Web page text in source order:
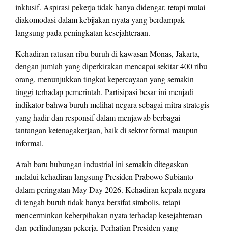
inklusif. Aspirasi pekerja tidak hanya didengar, tetapi mulai
diakomodasi dalam kebijakan nyata yang berdampak
langsung pada peningkatan kesejahteraan.
Kehadiran ratusan ribu buruh di kawasan Monas, Jakarta,
dengan jumlah yang diperkirakan mencapai sekitar 400 ribu
orang, menunjukkan tingkat kepercayaan yang semakin
tinggi terhadap pemerintah. Partisipasi besar ini menjadi
indikator bahwa buruh melihat negara sebagai mitra strategis
yang hadir dan responsif dalam menjawab berbagai
tantangan ketenagakerjaan, baik di sektor formal maupun
informal.
Arah baru hubungan industrial ini semakin ditegaskan
melalui kehadiran langsung Presiden Prabowo Subianto
dalam peringatan May Day 2026. Kehadiran kepala negara
di tengah buruh tidak hanya bersifat simbolis, tetapi
mencerminkan keberpihakan nyata terhadap kesejahteraan
dan perlindungan pekerja. Perhatian Presiden yang